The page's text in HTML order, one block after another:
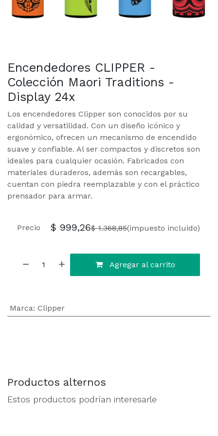
Encendedores CLIPPER -
Colección Maori Traditions -
Display 24x
Los encendedores Clipper son conocidos por su
calidad y versatilidad. Con un diseño icónico y
ergonómico, ofrecen un mecanismo de encendido
suave y confiable. Al ser compactos y discretos son
ideales para cualquier ocasión. Fabricados con
materiales duraderos, además son recargables,
cuentan con piedra reemplazable y con el práctico
prensador para armar.
Agregar al carrito
Precio $ 999,26$1.368,85(impuesto incluido)
Marca: Clipper
Productos alternos
Estos productos podrían interesarle